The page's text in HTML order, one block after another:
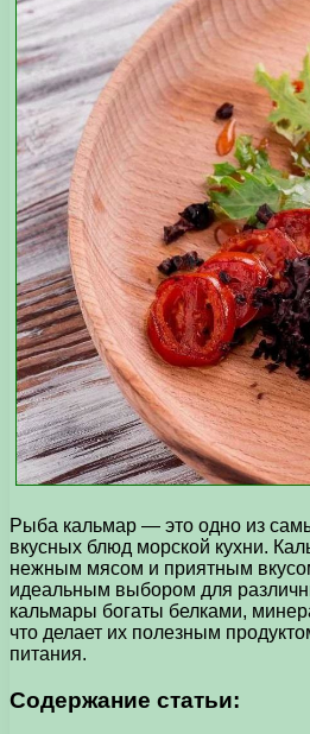
Рыба кальмар — это одно из
вкусных блюд морской кухни.
нежным мясом и приятным
идеальным выбором для
кальмары богаты белками,
что делает их полезным
питания.
Содержание статьи: